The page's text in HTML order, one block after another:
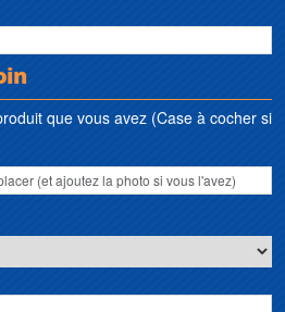
que vous avez (Case à cocher si